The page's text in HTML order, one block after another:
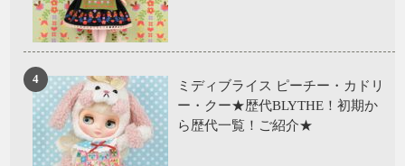
ミディブライス ピーチー・カドリ
ー・クー★歴代BLYTHE！初期か
ら歴代一覧！ご紹介★